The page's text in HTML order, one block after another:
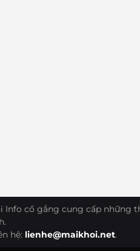
Info cố gắng cung cấp những
hệ: lienhe@maikhoi.net.